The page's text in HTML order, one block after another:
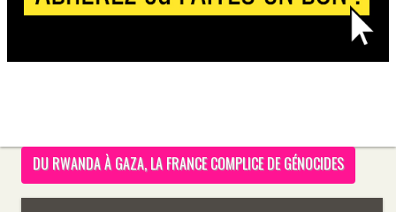
DU RWANDA À GAZA, LA FRANCE COMPLICE DE GÉNOCIDES